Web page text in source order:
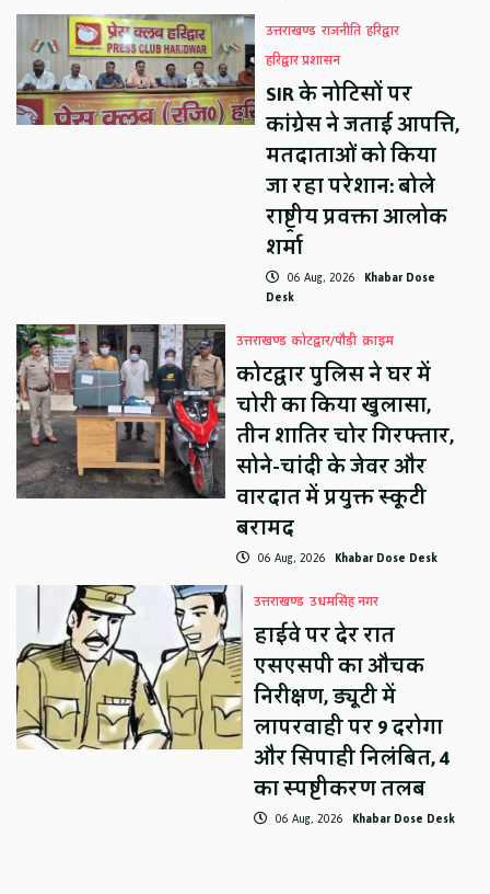
उत्तराखण्ड राजनीति हरिद्वार
हरिद्वार प्रशासन
SIR के नोटिसों पर
कांग्रेस ने जताई आपत्ति,
मतदाताओं को किया
जा रहा परेशान: बोले
राष्ट्रीय प्रवक्ता आलोक
शर्मा
06 Aug, 2026 Khabar Dose
Desk
उत्तराखण्ड कोटद्वार/पौड़ी क्राइम
कोटद्वार पुलिस ने घर में
चोरी का किया खुलासा,
तीन शातिर चोर गिरफ्तार,
सोने-चांदी के जेवर और
वारदात में प्रयुक्त स्कूटी
बरामद
06 Aug, 2026 Khabar Dose Desk
उत्तराखण्ड उधमसिंह नगर
हाईवे पर देर रात
एसएसपी का औचक
निरीक्षण, ड्यूटी में
लापरवाही पर 9 दरोगा
और सिपाही निलंबित, 4
का स्पष्टीकरण तलब
06 Aug, 2026 Khabar Dose Desk